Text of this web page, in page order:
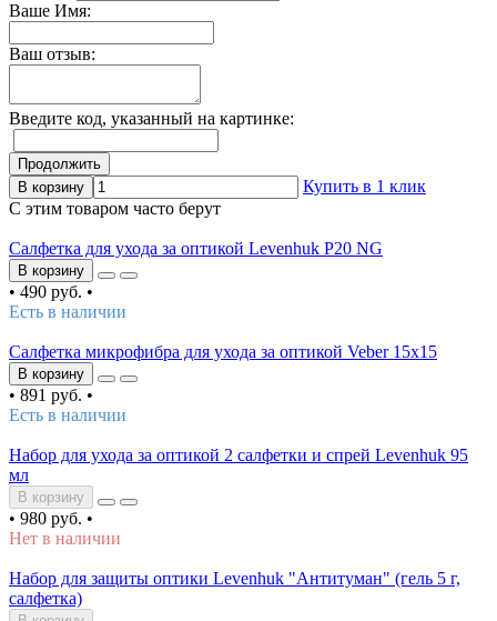
Ваше Имя:
Ваш отзыв:
Введите код, указанный на картинке:
Продолжить
В корзину
Купить в 1 клик
С этим товаром часто берут
Салфетка для ухода за оптикой Levenhuk P20 NG
В корзину
• 490 руб. •
Есть в наличии
Салфетка микрофибра для ухода за оптикой Veber 15x15
В корзину
• 891 руб. •
Есть в наличии
Набор для ухода за оптикой 2 салфетки и спрей Levenhuk 95
мл
В корзину
• 980 руб. •
Нет в наличии
Набор для защиты оптики Levenhuk "Антитуман" (гель 5 г,
салфетка)